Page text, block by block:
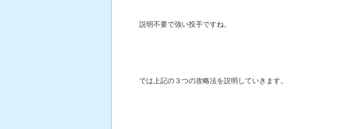
説明不要で強い投手ですね。
では上記の３つの攻略法を説明していきます。